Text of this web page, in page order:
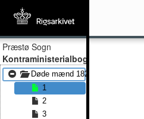
Præstø Sogn
Kontraministerialbog
Døde mænd 1828 - Døde mænd
1
2
3